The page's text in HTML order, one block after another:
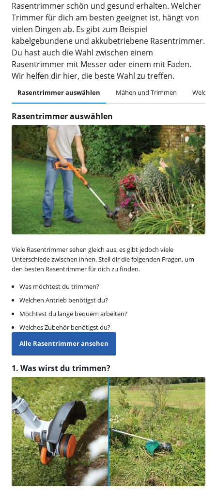
Rasentrimmer schön und gesund erhalten. Welcher
Trimmer für dich am besten geeignet ist, hängt von
vielen Dingen ab. Es gibt zum Beispiel
kabelgebundene und akkubetriebene Rasentrimmer.
Du hast auch die Wahl zwischen einem
Rasentrimmer mit Messer oder einem mit Faden.
Wir helfen dir hier, die beste Wahl zu treffen.
Rasentrimmer auswählen Mähen und Trimmen
Rasentrimmer auswählen
Viele Rasentrimmer sehen gleich aus, es gibt jedoch viele
Unterschiede zwischen ihnen. Stell dir die folgenden Fragen, um
den besten Rasentrimmer für dich zu finden.
Was möchtest du trimmen?
Welchen Antrieb benötigst du?
Möchtest du lange bequem arbeiten?
Welches Zubehör benötigst du?
Alle Rasentrimmer ansehen
1. Was wirst du trimmen?